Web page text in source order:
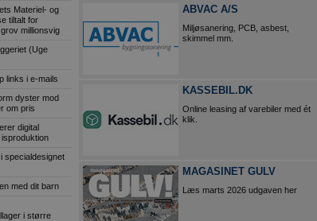
Materiel- og
tiltalt for
millionsvig
(Uge
links i e-mails
dyster mod
om pris
digital
specialdesignet
med dit barn
i større
ABVAC A/S
Miljøsanering, PCB, asbest,
skimmel mm.
KASSEBIL.DK
Online leasing af varebiler med ét
klik.
MAGASINET GULV
Læs marts 2026 udgaven her